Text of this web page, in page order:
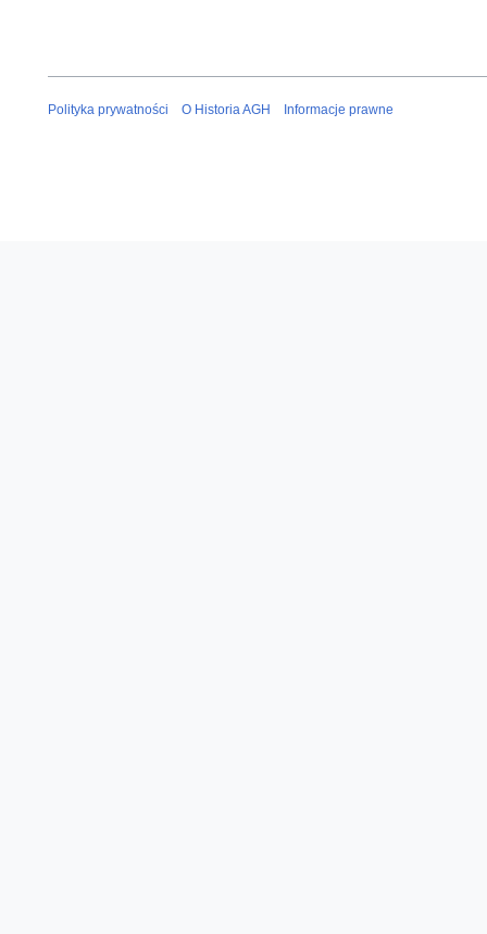
Polityka prywatności O Historia AGH Informacje prawne